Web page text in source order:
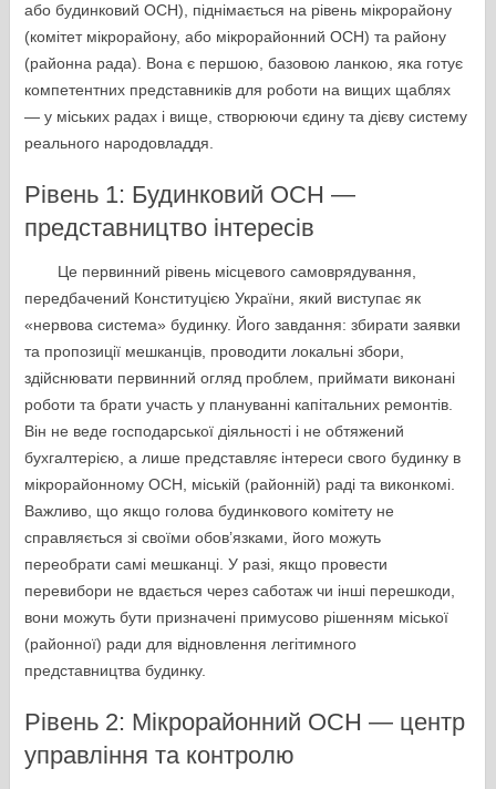
або будинковий ОСН), піднімається на рівень мікрорайону
(комітет мікрорайону, або мікрорайонний ОСН) та району
(районна рада). Вона є першою, базовою ланкою, яка готує
компетентних представників для роботи на вищих щаблях
— у міських радах і вище, створюючи єдину та дієву систему
реального народовладдя.
Рівень 1: Будинковий ОСН —
представництво інтересів
Це первинний рівень місцевого самоврядування,
передбачений Конституцією України, який виступає як
«нервова система» будинку. Його завдання: збирати заявки
та пропозиції мешканців, проводити локальні збори,
здійснювати первинний огляд проблем, приймати виконані
роботи та брати участь у плануванні капітальних ремонтів.
Він не веде господарської діяльності і не обтяжений
бухгалтерією, а лише представляє інтереси свого будинку в
мікрорайонному ОСН, міській (районній) раді та виконкомі.
Важливо, що якщо голова будинкового комітету не
справляється зі своїми обов’язками, його можуть
переобрати самі мешканці. У разі, якщо провести
перевибори не вдається через саботаж чи інші перешкоди,
вони можуть бути призначені примусово рішенням міської
(районної) ради для відновлення легітимного
представництва будинку.
Рівень 2: Мікрорайонний ОСН — центр
управління та контролю